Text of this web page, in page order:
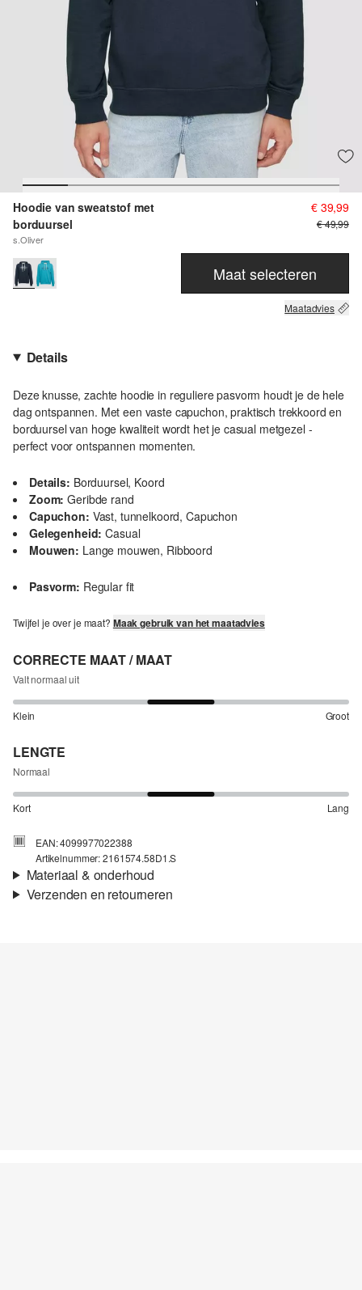
Hoodie van sweatstof met
borduursel
s.Oliver
€ 39,99
€ 49,99
Maat selecteren
Maatadvies
Details
Deze knusse, zachte hoodie in reguliere pasvorm houdt je de hele
dag ontspannen. Met een vaste capuchon, praktisch trekkoord en
borduursel van hoge kwaliteit wordt het je casual metgezel -
perfect voor ontspannen momenten.
Details: Borduursel, Koord
Zoom: Geribde rand
Capuchon: Vast, tunnelkoord, Capuchon
Gelegenheid: Casual
Mouwen: Lange mouwen, Ribboord
Pasvorm: Regular fit
Twijfel je over je maat? Maak gebruik van het maatadvies
CORRECTE MAAT / MAAT
Valt normaal uit
Klein Groot
LENGTE
Normaal
Kort Lang
EAN: 4099977022388
Artikelnummer: 2161574.58D1.S
Materiaal & onderhoud
Verzenden en retourneren